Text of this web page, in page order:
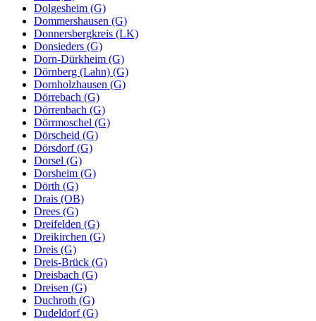
Dolgesheim (G)
Dommershausen (G)
Donnersbergkreis (LK)
Donsieders (G)
Dorn-Dürkheim (G)
Dörnberg (Lahn) (G)
Dornholzhausen (G)
Dörrebach (G)
Dörrenbach (G)
Dörrmoschel (G)
Dörscheid (G)
Dörsdorf (G)
Dorsel (G)
Dorsheim (G)
Dörth (G)
Drais (OB)
Drees (G)
Dreifelden (G)
Dreikirchen (G)
Dreis (G)
Dreis-Brück (G)
Dreisbach (G)
Dreisen (G)
Duchroth (G)
Dudeldorf (G)